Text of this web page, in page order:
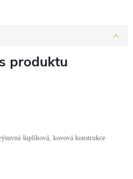
produktu
šuplíková, kovová konstrukce